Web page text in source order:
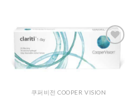
Add to
쿠퍼비전 COOPER VISION